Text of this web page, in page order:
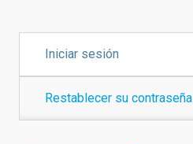
la
navegación
PRINCIPALES
Iniciar sesión
Restablecer su contraseña